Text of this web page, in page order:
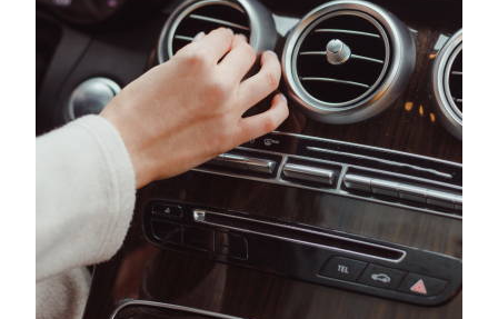
Marketing
Udostępniając
swoje
zainteresowania i
zachowania
podczas
odwiedzania naszej
strony, zwiększasz
szansę na
zobaczenie
spersonalizowanych
treści i ofert.